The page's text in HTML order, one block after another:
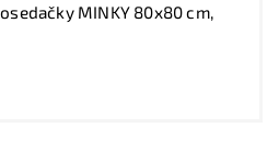
MINKY 80x80 cm,